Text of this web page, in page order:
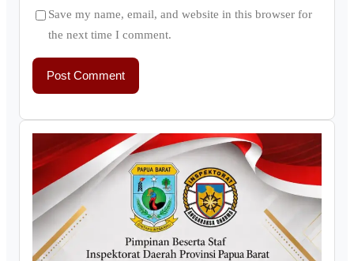
Save my name, email, and website in this browser for
the next time I comment.